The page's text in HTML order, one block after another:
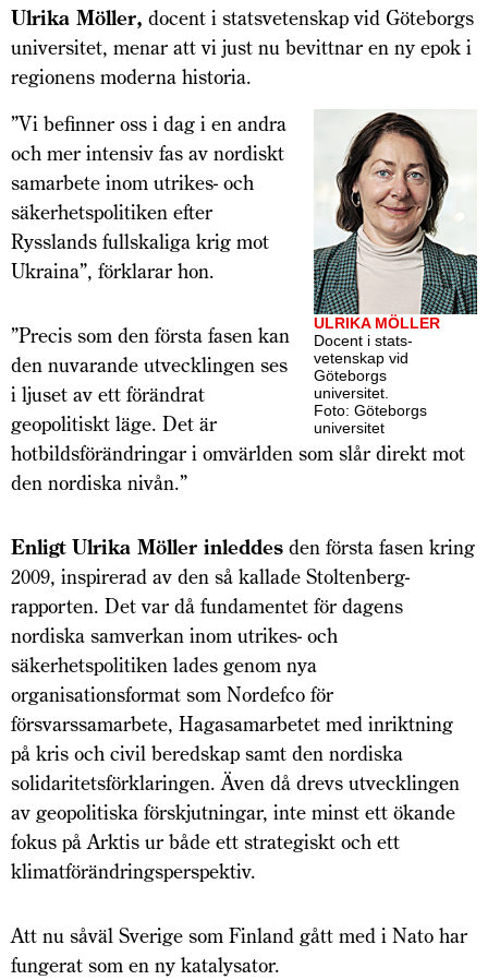
Ulrika Möller, docent i statsvetenskap vid Göteborgs
universitet, menar att vi just nu bevittnar en ny epok i
regionens moderna historia.
ULRIKA MÖLLER
Docent i stats-
vetenskap vid
Göteborgs
universitet.
Foto: Göteborgs
universitet
”Vi befinner oss i dag i en andra
och mer intensiv fas av nordiskt
samarbete inom utrikes- och
säkerhetspolitiken efter
Rysslands fullskaliga krig mot
Ukraina”, förklarar hon.
”Precis som den första fasen kan
den nuvarande utvecklingen ses
i ljuset av ett förändrat
geopolitiskt läge. Det är
hotbildsförändringar i omvärlden som slår direkt mot
den nordiska nivån.”
Enligt Ulrika Möller inleddes den första fasen kring
2009, inspirerad av den så kallade Stoltenberg-
rapporten. Det var då fundamentet för dagens
nordiska samverkan inom utrikes- och
säkerhetspolitiken lades genom nya
organisationsformat som Nordefco för
försvarssamarbete, Hagasamarbetet med inriktning
på kris och civil beredskap samt den nordiska
solidaritetsförklaringen. Även då drevs utvecklingen
av geopolitiska förskjutningar, inte minst ett ökande
fokus på Arktis ur både ett strategiskt och ett
klimatförändringsperspektiv.
Att nu såväl Sverige som Finland gått med i Nato har
fungerat som en ny katalysator.